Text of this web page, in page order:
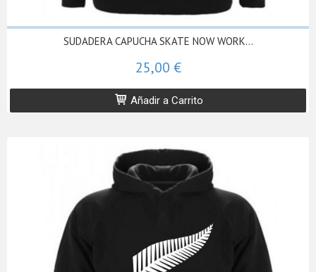
SUDADERA CAPUCHA SKATE NOW WORK...
25,00 €
Añadir a Carrito